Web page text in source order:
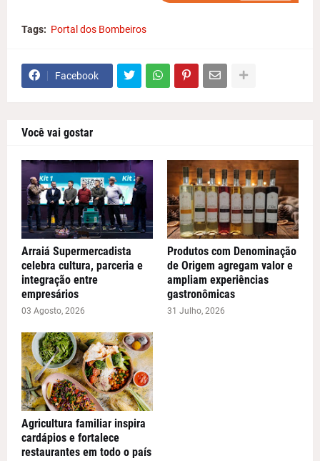
Tags: Portal dos Bombeiros
Facebook
Você vai gostar
Arraiá Supermercadista
celebra cultura, parceria e
integração entre
empresários
03 Agosto, 2026
Produtos com Denominação
de Origem agregam valor e
ampliam experiências
gastronômicas
31 Julho, 2026
Agricultura familiar inspira
cardápios e fortalece
restaurantes em todo o país